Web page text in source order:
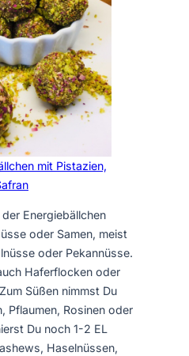
mit Pistazien,
Energiebällchen
oder Samen, meist
oder Pekannüsse.
Haferflocken oder
Süßen nimmst Du
Pflaumen, Rosinen oder
Du noch 1-2 EL
Haselnüssen,